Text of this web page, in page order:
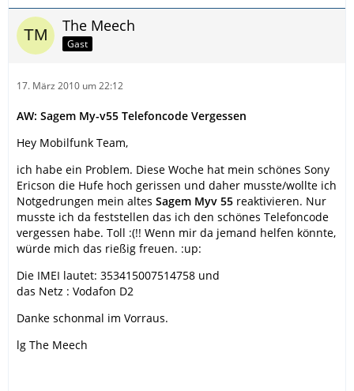
The Meech
Gast
17. März 2010 um 22:12
AW: Sagem My-v55 Telefoncode Vergessen
Hey Mobilfunk Team,
ich habe ein Problem. Diese Woche hat mein schönes Sony
Ericson die Hufe hoch gerissen und daher musste/wollte ich
Notgedrungen mein altes Sagem Myv 55 reaktivieren. Nur
musste ich da feststellen das ich den schönes Telefoncode
vergessen habe. Toll :(!! Wenn mir da jemand helfen könnte,
würde mich das rießig freuen. :up:
Die IMEI lautet: 353415007514758 und
das Netz : Vodafon D2
Danke schonmal im Vorraus.
lg The Meech